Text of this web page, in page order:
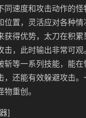
同速度和攻击动作的
位置，灵活应对各种
获得优势，太刀在积
击，此时输出非常可
斩等一系列技能，能在
，还能有效躲避攻击
重创。
]